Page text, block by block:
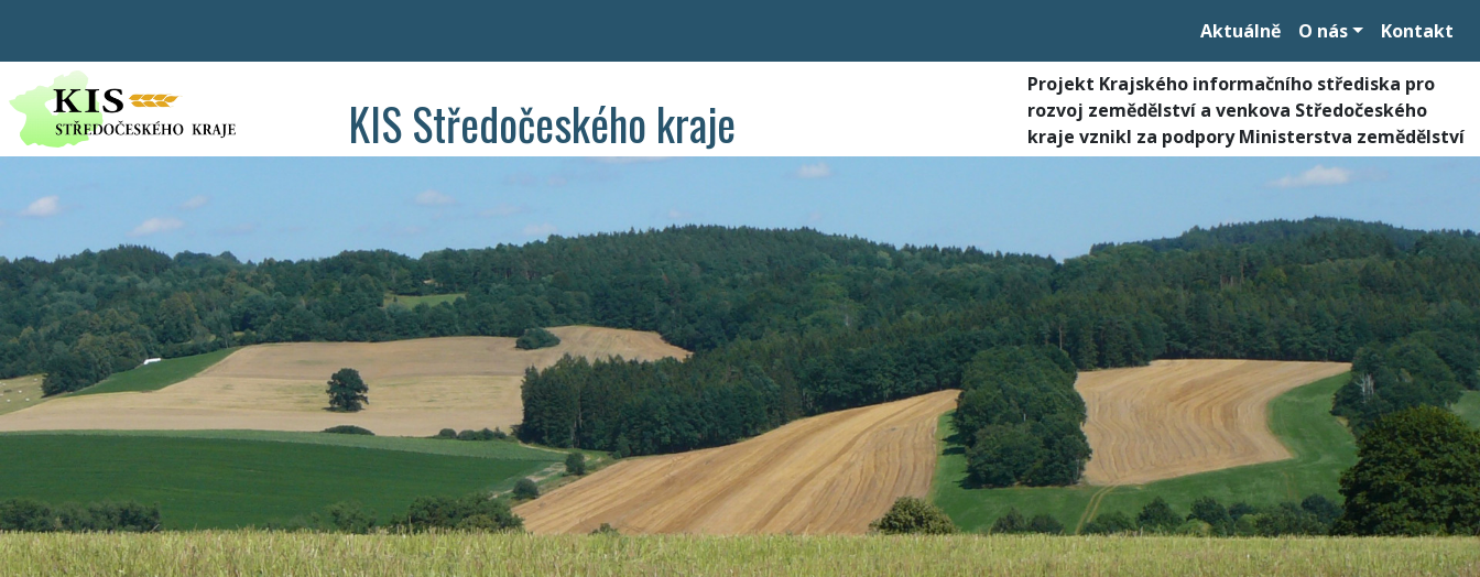
Aktuálně O nás Kontakt
KIS Středočeského kraje
Projekt Krajského informačního střediska pro
rozvoj zemědělství a venkova Středočeského
kraje vznikl za podpory Ministerstva zemědělství